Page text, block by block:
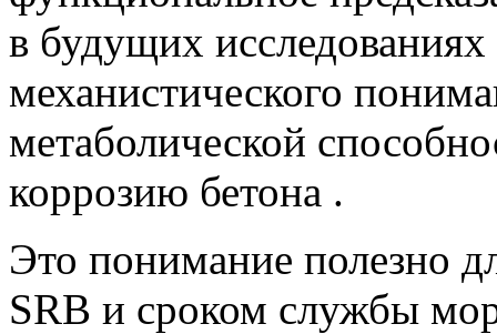
в будущих
механистического
метаболической
коррозию бетона .
Это понимание полезно
SRB и сроком службы